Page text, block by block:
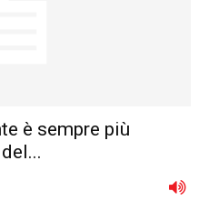
è sempre più